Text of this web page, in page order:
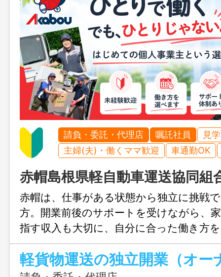
請負・委託・代理店 嘱託社員
見
主婦(夫)・働くママ歓迎
車通勤OK
赤帽島根県軽自動車運送協同組
赤帽は、仕事がある状態から独立に挑戦
方。開業前後のサポートを受けながら、
指す収入も大切に、自分に合った働き方
ます。